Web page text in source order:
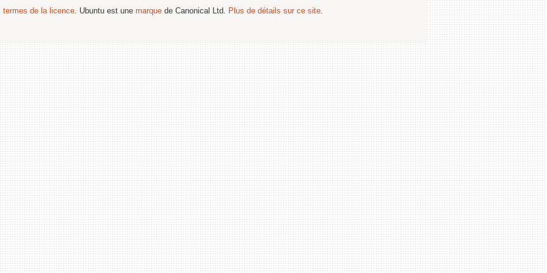
termes de la licence. Ubuntu est une marque de Canonical Ltd. Plus de détails sur ce site.